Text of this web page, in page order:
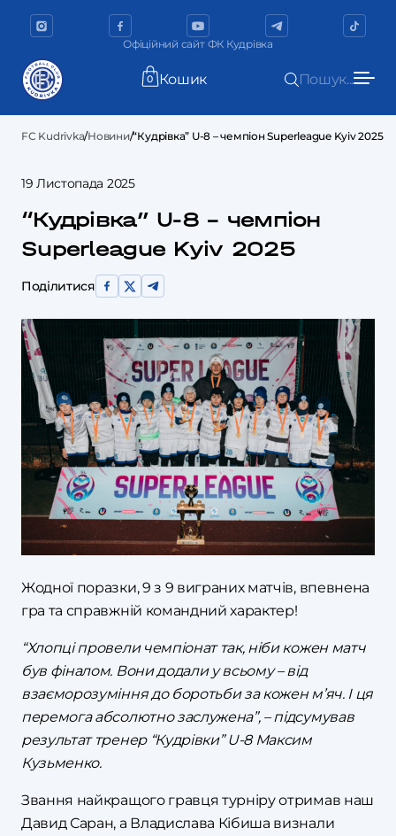
Офіційний сайт ФК Кудрівка
0 Кошик Пошук...
FC Kudrivka/Новини/“Кудрівка” U-8 – чемпіон Superleague Kyiv 2025
19 Листопада 2025
“Кудрівка” U-8 – чемпіон
Superleague Kyiv 2025
Поділитися
Жодної поразки, 9 з 9 виграних матчів, впевнена
гра та справжній командний характер!
“Хлопці провели чемпіонат так, ніби кожен матч
був фіналом. Вони додали у всьому – від
взаєморозуміння до боротьби за кожен м’яч. І ця
перемога абсолютно заслужена”, – підсумував
результат тренер “Кудрівки” U-8 Максим
Кузьменко.
Звання найкращого гравця турніру отримав наш
Давид Саран, а Владислава Кібиша визнали